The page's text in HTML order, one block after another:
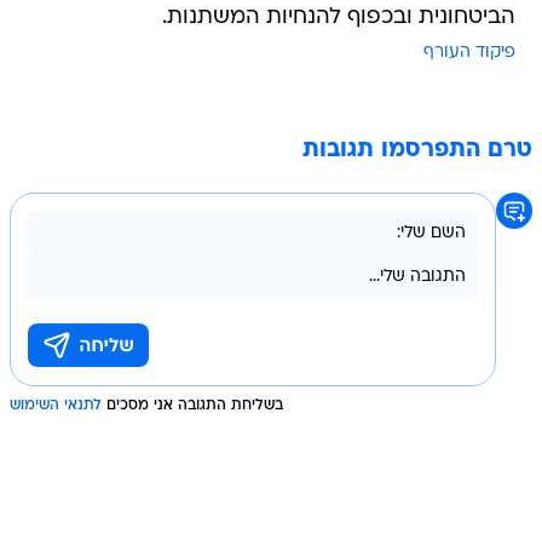
הביטחונית ובכפוף להנחיות המשתנות.
פיקוד העורף
טרם התפרסמו תגובות
בשליחת התגובה אני מסכים לתנאי השימוש